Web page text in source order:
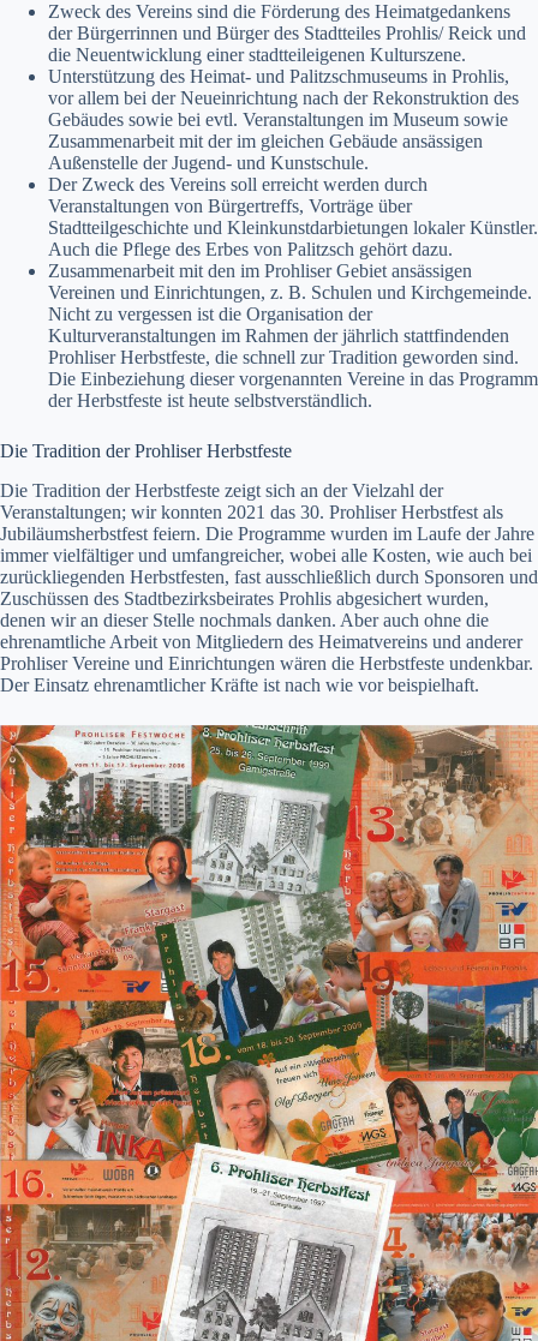
Zweck des Vereins sind die Förderung des Heimatgedankens
der Bürgerrinnen und Bürger des Stadtteiles Prohlis/ Reick und
die Neuentwicklung einer stadtteileigenen Kulturszene.
Unterstützung des Heimat- und Palitzschmuseums in Prohlis,
vor allem bei der Neueinrichtung nach der Rekonstruktion des
Gebäudes sowie bei evtl. Veranstaltungen im Museum sowie
Zusammenarbeit mit der im gleichen Gebäude ansässigen
Außenstelle der Jugend- und Kunstschule.
Der Zweck des Vereins soll erreicht werden durch
Veranstaltungen von Bürgertreffs, Vorträge über
Stadtteilgeschichte und Kleinkunstdarbietungen lokaler Künstler.
Auch die Pflege des Erbes von Palitzsch gehört dazu.
Zusammenarbeit mit den im Prohliser Gebiet ansässigen
Vereinen und Einrichtungen, z. B. Schulen und Kirchgemeinde.
Nicht zu vergessen ist die Organisation der
Kulturveranstaltungen im Rahmen der jährlich stattfindenden
Prohliser Herbstfeste, die schnell zur Tradition geworden sind.
Die Einbeziehung dieser vorgenannten Vereine in das Programm
der Herbstfeste ist heute selbstverständlich.
Die Tradition der Prohliser Herbstfeste
Die Tradition der Herbstfeste zeigt sich an der Vielzahl der
Veranstaltungen; wir konnten 2021 das 30. Prohliser Herbstfest als
Jubiläumsherbstfest feiern. Die Programme wurden im Laufe der Jahre
immer vielfältiger und umfangreicher, wobei alle Kosten, wie auch bei
zurückliegenden Herbstfesten, fast ausschließlich durch Sponsoren und
Zuschüssen des Stadtbezirksbeirates Prohlis abgesichert wurden,
denen wir an dieser Stelle nochmals danken. Aber auch ohne die
ehrenamtliche Arbeit von Mitgliedern des Heimatvereins und anderer
Prohliser Vereine und Einrichtungen wären die Herbstfeste undenkbar.
Der Einsatz ehrenamtlicher Kräfte ist nach wie vor beispielhaft.